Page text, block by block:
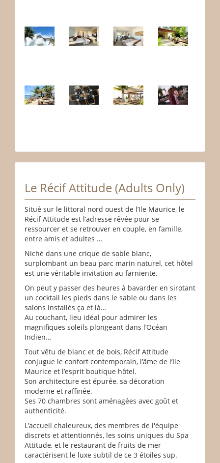
Le Récif Attitude (Adults Only)
Situé sur le littoral nord ouest de l’Ile Maurice, le
Récif Attitude est l’adresse rêvée pour se
ressourcer et se retrouver en couple, en famille,
entre amis et adultes …
Niché dans une crique de sable blanc,
surplombant un beau parc marin naturel, cet hôtel
est une véritable invitation au farniente.
On peut y passer des heures à bavarder en sirotant
un cocktail les pieds dans le sable ou dans les
salons installés ça et là…
Au couchant, lieu idéal pour admirer les
magnifiques soleils plongeant dans l’Océan
Indien…
Tout vêtu de blanc et de bois, Récif Attitude
conjugue le confort contemporain, l’âme de l’Ile
Maurice et l’esprit boutique hôtel.
Son architecture est épurée, sa décoration
moderne et raffinée.
Ses 70 chambres sont aménagées avec goût et
authenticité.
L’accueil chaleureux, des membres de l'équipe
discrets et attentionnés, les soins uniques du Spa
Attitude, et le restaurant de fruits de mer
caractérisent le luxe subtil de ce 3 étoiles sup.